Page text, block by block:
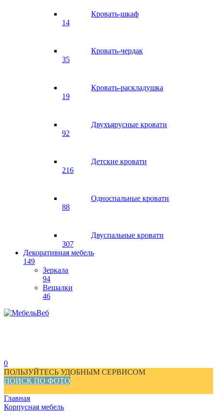
Кровать-шкаф
14
Кровать-чердак
35
Кровать-раскладушка
19
Двухъярусные кровати
92
Детские кровати
216
Односпальные кровати
88
Двуспальные кровати
307
Декоративная мебель
149
Зеркала
94
Вешалки
46
0
ПОЛЬЗУЙТЕСЬ УДОБНЫМ СЕРВИСОМ
ПОИСК ПО ФОТО
Главная
Корпусная мебель